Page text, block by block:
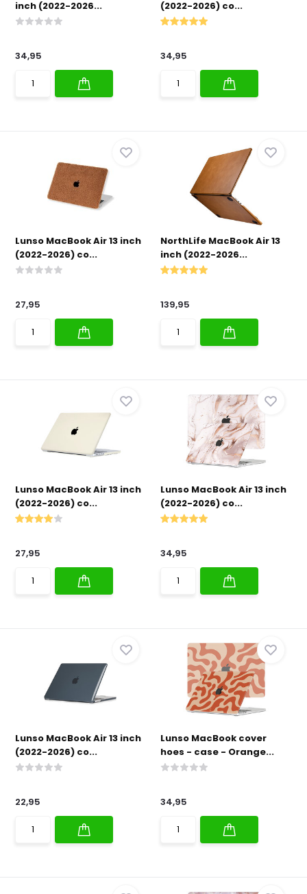
inch (2022-2026...
34,95
(2022-2026) co...
34,95
Lunso MacBook Air 13 inch
(2022-2026) co...
27,95
NorthLife MacBook Air 13
inch (2022-2026...
139,95
Lunso MacBook Air 13 inch
(2022-2026) co...
27,95
Lunso MacBook Air 13 inch
(2022-2026) co...
34,95
Lunso MacBook Air 13 inch
(2022-2026) co...
22,95
Lunso MacBook cover
hoes - case - Orange...
34,95